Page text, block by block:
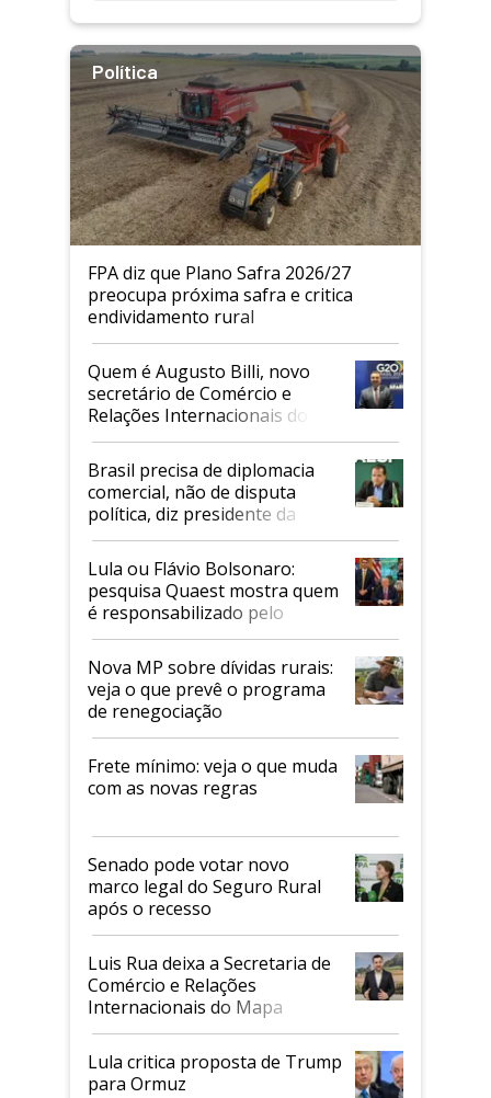
Política
FPA diz que Plano Safra 2026/27
preocupa próxima safra e critica
endividamento rural
Quem é Augusto Billi, novo
secretário de Comércio e
Relações Internacionais do
Mapa
Brasil precisa de diplomacia
comercial, não de disputa
política, diz presidente da
Faesp
Lula ou Flávio Bolsonaro:
pesquisa Quaest mostra quem
é responsabilizado pelo
tarifaço dos EUA
Nova MP sobre dívidas rurais:
veja o que prevê o programa
de renegociação
Frete mínimo: veja o que muda
com as novas regras
Senado pode votar novo
marco legal do Seguro Rural
após o recesso
Luis Rua deixa a Secretaria de
Comércio e Relações
Internacionais do Mapa
Lula critica proposta de Trump
para Ormuz